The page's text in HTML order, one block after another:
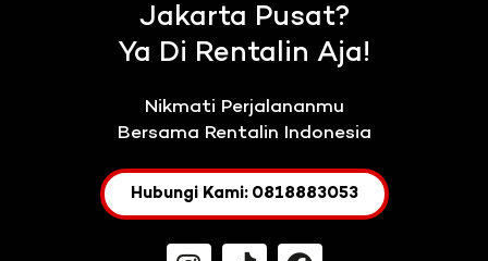
Jakarta Pusat?
Ya Di Rentalin Aja!
Nikmati Perjalananmu
Bersama Rentalin Indonesia
Hubungi Kami: 0818883053